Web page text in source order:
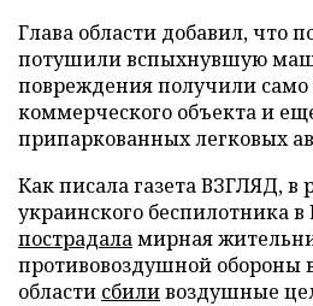
Глава области добавил, что
потушили вспыхнувшую
повреждения получили само
коммерческого объекта и
припаркованных легковых
Как писала газета ВЗГЛЯД, в
украинского беспилотника
пострадаламирная
противовоздушной обороны
области сбиливоздушные